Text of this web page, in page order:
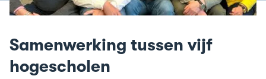
Samenwerking tussen vijf
hogescholen